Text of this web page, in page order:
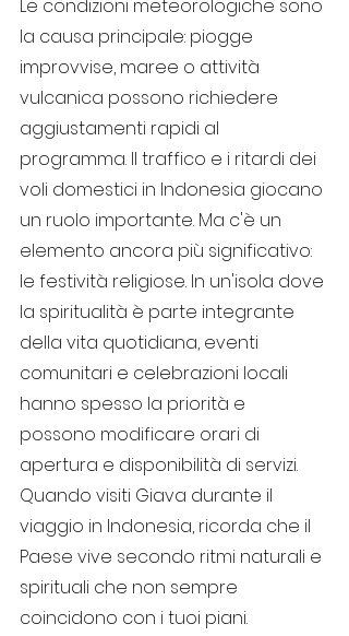
Le condizioni meteorologiche sono
la causa principale: piogge
improvvise, maree o attività
vulcanica possono richiedere
aggiustamenti rapidi al
programma. Il traffico e i ritardi dei
voli domestici in Indonesia giocano
un ruolo importante. Ma c'è un
elemento ancora più significativo:
le festività religiose. In un'isola dove
la spiritualità è parte integrante
della vita quotidiana, eventi
comunitari e celebrazioni locali
hanno spesso la priorità e
possono modificare orari di
apertura e disponibilità di servizi.
Quando visiti Giava durante il
viaggio in Indonesia, ricorda che il
Paese vive secondo ritmi naturali e
spirituali che non sempre
coincidono con i tuoi piani.